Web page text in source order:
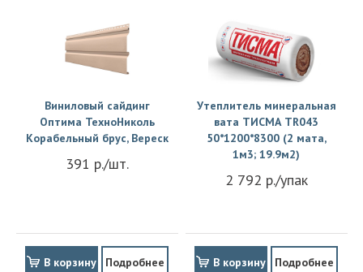
Виниловый сайдинг
Оптима ТехноНиколь
Корабельный брус, Вереск
391 р./шт.
В корзину Подробнее
Утеплитель минеральная
вата ТИСМА TR043
50*1200*8300 (2 мата,
1м3; 19.9м2)
2 792 р./упак
В корзину Подробнее